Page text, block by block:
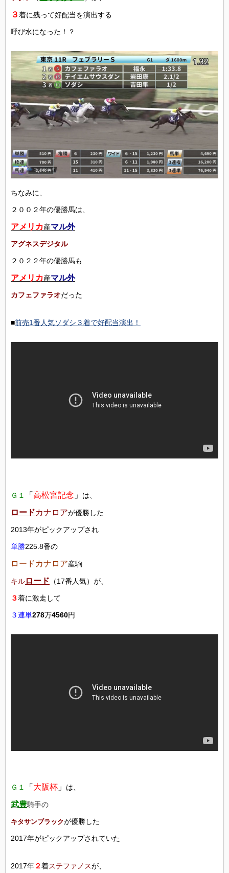
３着に残って好配当を演出する
呼び水になった！？
ちなみに、
２００２年の優勝馬は、
アメリカ産マル外
アグネスデジタル
２０２２年の優勝馬も
アメリカ産マル外
カフェファラオだった
■前売1番人気ソダシ３着で好配当演出！
Ｇ１ 「 高松宮記念 」 は、
ロードカナロアが優勝した
2013年がピックアップされ
単勝225.8番の
ロードカナロア産駒
キルロード （17番人気）が、
３着に激走して
３連単278万4560円
Ｇ１ 「 大阪杯 」 は、
武豊騎手の
キタサンブラックが優勝した
2017年がピックアップされていた
2017年２着ステファノスが、